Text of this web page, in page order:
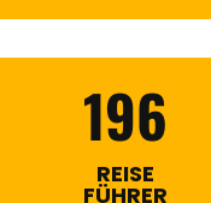
196
REISE
FÜHRER